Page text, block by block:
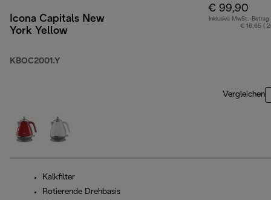
Icona Capitals New
York Yellow
KBOC2001.Y
€ 99,90
Inklusive MwSt.-Betrag
€ 16,65 (
Vergleichen
Kalkfilter
Rotierende Drehbasis